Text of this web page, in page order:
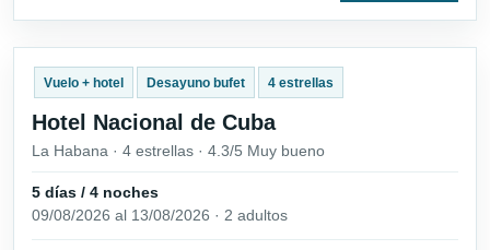
Vuelo + hotel Desayuno bufet 4 estrellas
Hotel Nacional de Cuba
La Habana · 4 estrellas · 4.3/5 Muy bueno
5 días / 4 noches
09/08/2026 al 13/08/2026 · 2 adultos